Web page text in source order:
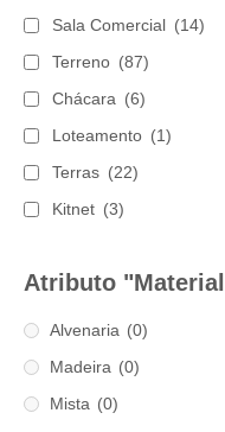
Sala Comercial (14)
Terreno (87)
Chácara (6)
Loteamento (1)
Terras (22)
Kitnet (3)
Atributo
Alvenaria (0)
Madeira (0)
Mista (0)